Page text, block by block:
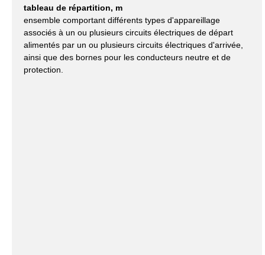
tableau de répartition, m
ensemble comportant différents types d'appareillage
associés à un ou plusieurs circuits électriques de départ
alimentés par un ou plusieurs circuits électriques d'arrivée,
ainsi que des bornes pour les conducteurs neutre et de
protection.